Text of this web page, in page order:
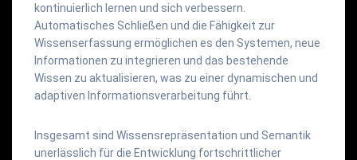
kontinuierlich lernen und sich verbessern.
Automatisches Schließen und die Fähigkeit zur
Wissenserfassung ermöglichen es den Systemen, neue
Informationen zu integrieren und das bestehende
Wissen zu aktualisieren, was zu einer dynamischen und
adaptiven Informationsverarbeitung führt.
Insgesamt sind Wissensrepräsentation und Semantik
unerlässlich für die Entwicklung fortschrittlicher